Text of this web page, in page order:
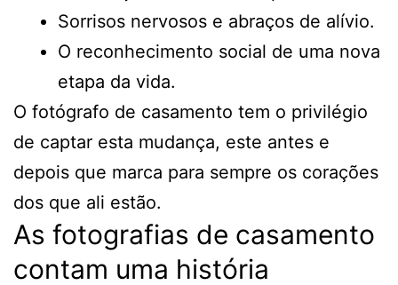
Sorrisos nervosos e abraços de alívio.
O reconhecimento social de uma nova
etapa da vida.
O fotógrafo de casamento tem o privilégio
de captar esta mudança, este antes e
depois que marca para sempre os corações
dos que ali estão.
As fotografias de casamento
contam uma história